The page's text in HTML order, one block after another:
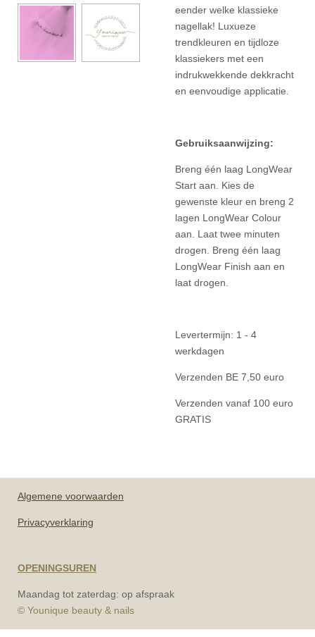
eender welke klassieke
nagellak! Luxueze
trendkleuren en tijdloze
klassiekers met een
indrukwekkende dekkracht
en eenvoudige applicatie.
Gebruiksaanwijzing:
Breng één laag LongWear
Start aan. Kies de
gewenste kleur en breng 2
lagen LongWear Colour
aan. Laat twee minuten
drogen. Breng één laag
LongWear Finish aan en
laat drogen.
Levertermijn: 1 - 4
werkdagen
Verzenden BE 7,50 euro
Verzenden vanaf 100 euro
GRATIS
Algemene voorwaarden
Privacyverklaring
OPENINGSUREN
Maandag tot zaterdag: op afspraak
© Younique beauty & nails